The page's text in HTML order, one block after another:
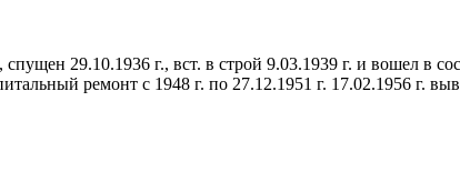
29.10.1936 г., вст. в строй 9.03.1939 г. и вошел в
ремонт с 1948 г. по 27.12.1951 г. 17.02.1956 г.